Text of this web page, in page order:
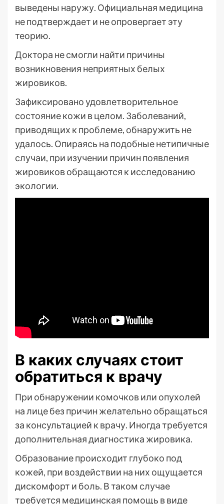
выведены наружу. Официальная медицина
не подтверждает и не опровергает эту
теорию.
Доктора не смогли найти причины
возникновения неприятных белых
жировиков.
Зафиксировано удовлетворительное
состояние кожи в целом. Заболеваний,
приводящих к проблеме, обнаружить не
удалось. Опираясь на подобные нетипичные
случаи, при изучении причин появления
жировиков обращаются к исследованию
экологии.
В каких случаях стоит
обратиться к врачу
При обнаружении комочков или опухолей
на лице без причин желательно обращаться
за консультацией к врачу. Иногда требуется
дополнительная диагностика жировика.
Образование происходит глубоко под
кожей, при воздействии на них ощущается
дискомфорт и боль. В таком случае
требуется медицинская помощь в виде